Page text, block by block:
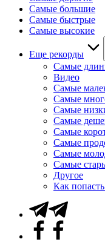
Самые большие
Самые быстрые
Самые высокие
Еще рекорды
Самые
Видео
Самые
Самые
Самые
Самые
Самые
Самые
Самые
Самые
Другое
Как
Telegram
Facebook